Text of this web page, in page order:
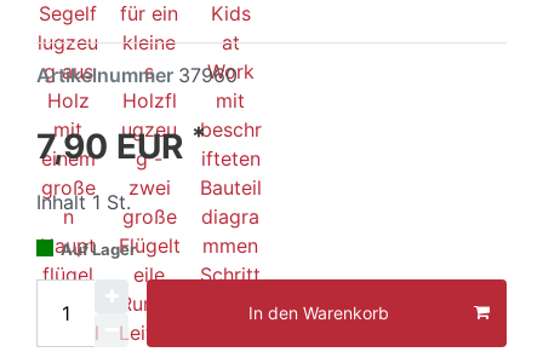
Artikelnummer 37960
7,90 EUR *
Inhalt1 St.
Auf Lager
In den Warenkorb